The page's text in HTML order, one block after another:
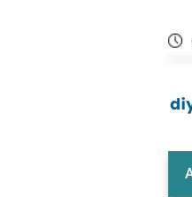
Rüyada Dalgalı Deniz